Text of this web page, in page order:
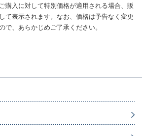
購入に対して特別価格が適用される場合、販
て表示されます。なお、価格は予告なく変更
で、あらかじめご了承ください。